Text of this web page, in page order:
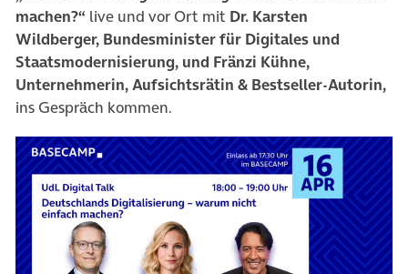
machen?“ live und vor Ort mit Dr. Karsten
Wildberger, Bundesminister für Digitales und
Staatsmodernisierung, und Fränzi Kühne,
Unternehmerin, Aufsichtsrätin & Bestseller-Autorin,
ins Gespräch kommen.